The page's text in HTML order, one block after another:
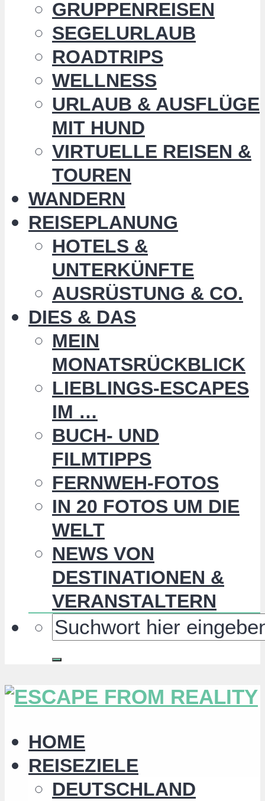
GRUPPENREISEN
SEGELURLAUB
ROADTRIPS
WELLNESS
URLAUB & AUSFLÜGE
MIT HUND
VIRTUELLE REISEN &
TOUREN
WANDERN
REISEPLANUNG
HOTELS &
UNTERKÜNFTE
AUSRÜSTUNG & CO.
DIES & DAS
MEIN
MONATSRÜCKBLICK
LIEBLINGS-ESCAPES
IM …
BUCH- UND
FILMTIPPS
FERNWEH-FOTOS
IN 20 FOTOS UM DIE
WELT
NEWS VON
DESTINATIONEN &
VERANSTALTERN
HOME
REISEZIELE
DEUTSCHLAND